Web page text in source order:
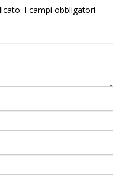
I campi obbligatori